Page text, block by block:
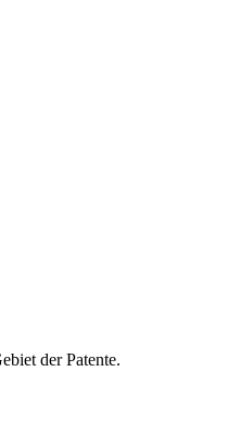
der Patente.